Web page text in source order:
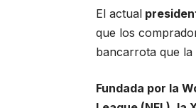
El actual
que los
bancarrota que la
Fundada por la